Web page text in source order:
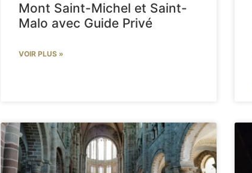
Mont Saint-Michel et Saint-
Malo avec Guide Privé
VOIR PLUS »